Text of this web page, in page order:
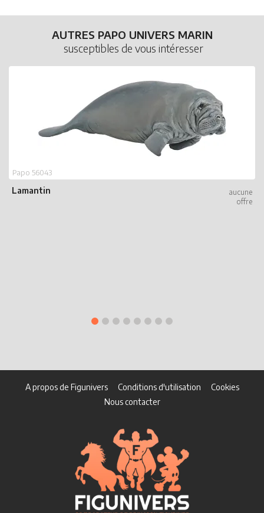
AUTRES PAPO UNIVERS MARIN
susceptibles de vous intéresser
Lamantin
Papo 56043
A propos de Figunivers Conditions d'utilisation
Cookies
Nous contacter